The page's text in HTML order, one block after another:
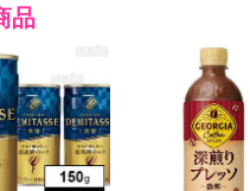
合：40%
月
）、コーヒー、植物油脂、脱
品